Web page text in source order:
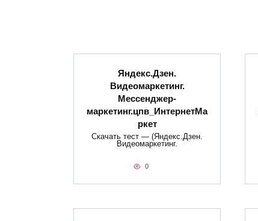
Яндекс.Дзен.
Видеомаркетинг.
Мессенджер-
маркетинг.цпв_ИнтернетМа
ркет
Скачать тест — (Яндекс.Дзен.
Видеомаркетинг.
0